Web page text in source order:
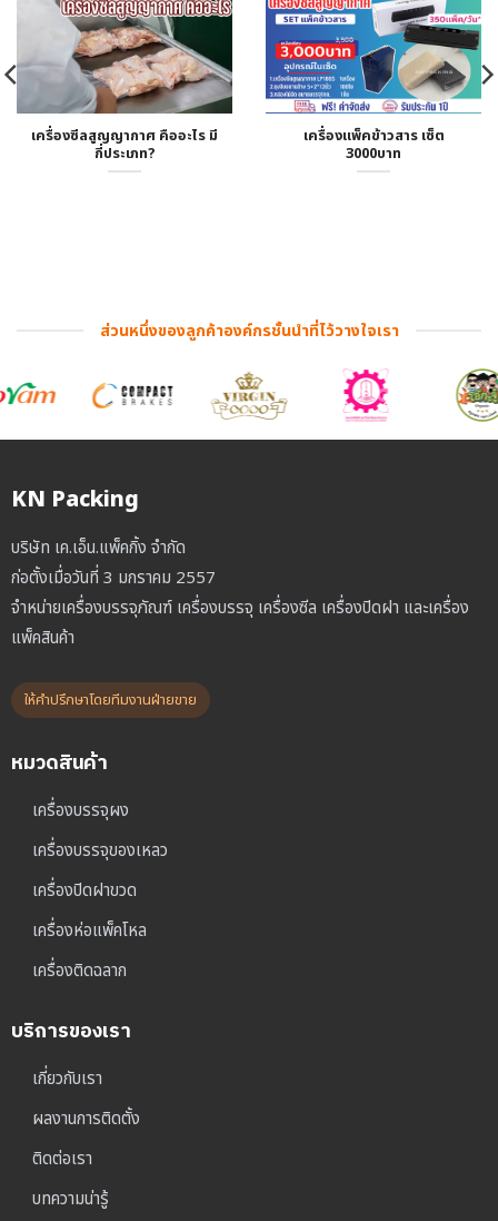
เครื่องซีลสูญญากาศ คืออะไร มี
กี่ประเภท?
เครื่องแพ็คข้าวสาร เซ็ต
3000บาท
ส่วนหนึ่งของลูกค้าองค์กรชั้นนำที่ไว้วางใจเรา
KN Packing
บริษัท เค.เอ็น.แพ็คกิ้ง จำกัด
ก่อตั้งเมื่อวันที่ 3 มกราคม 2557
จำหน่ายเครื่องบรรจุภัณฑ์ เครื่องบรรจุ เครื่องซีล เครื่องปิดฝา และเครื่อง
แพ็คสินค้า
ให้คำปรึกษาโดยทีมงานฝ่ายขาย
หมวดสินค้า
เครื่องบรรจุผง
เครื่องบรรจุของเหลว
เครื่องปิดฝาขวด
เครื่องห่อแพ็คโหล
เครื่องติดฉลาก
บริการของเรา
เกี่ยวกับเรา
ผลงานการติดตั้ง
ติดต่อเรา
บทความน่ารู้